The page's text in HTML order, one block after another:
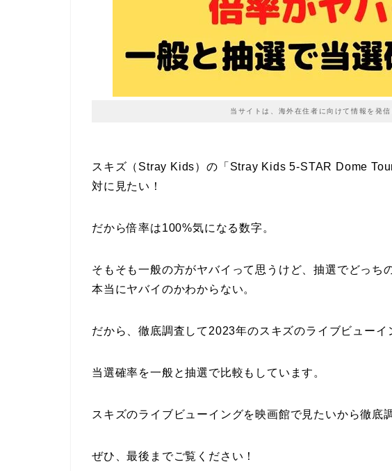
当サイトは、海外在住者に向けて情報を発信
スキズ（Stray Kids）の「Stray Kids 5-STAR Dome
対に見たい！
だから倍率は100%気になる数字。
そもそも一般の方がヤバイって思うけど、抽選でどっち
本当にヤバイのかわからない。
だから、徹底調査して2023年のスキズのライブビューイ
当選確率を一般と抽選で比較もしています。
スキズのライブビューイングを映画館で見たいから徹底
ぜひ、最後までご覧ください！